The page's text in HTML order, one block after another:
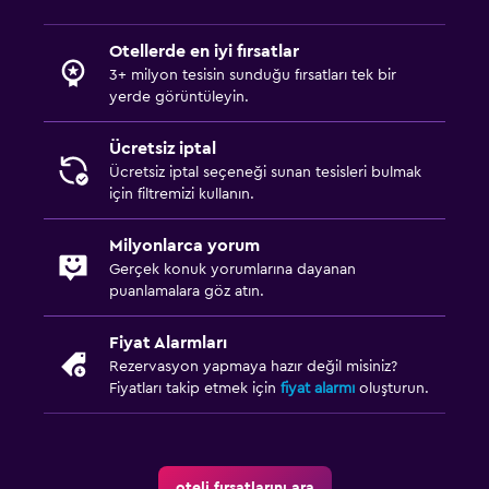
Otellerde en iyi fırsatlar
3+ milyon tesisin sunduğu fırsatları tek bir
yerde görüntüleyin.
Ücretsiz iptal
Ücretsiz iptal seçeneği sunan tesisleri bulmak
için filtremizi kullanın.
Milyonlarca yorum
Gerçek konuk yorumlarına dayanan
puanlamalara göz atın.
Fiyat Alarmları
Rezervasyon yapmaya hazır değil misiniz?
Fiyatları takip etmek için fiyat alarmı oluşturun.